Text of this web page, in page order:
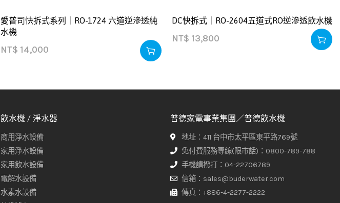
愛普司快拆式系列｜RO-1724 六道逆滲透純
水機
NT$ 14,000
DC快拆式｜RO-2604五道式RO逆滲透飲水機
NT$ 13,800
飲水機 / 淨水器
商用淨水設備
家用淨水設備
家用飲水設備
電解水設備
水素水設備
普德家電事業集團／普德飲水機
地址：411 台中市太平區東平路769號
免付費服務專線(限市話)：0800-789-788
手機請撥打：04-22706789
信箱：sales@buderwater.com
傳真：+886-4-2277-2222